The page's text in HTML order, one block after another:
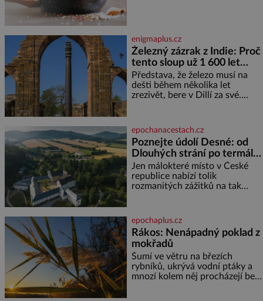
sladkých. Sůl je zdravá Ale v
ani ne třetinovém množství, než
je pro většinu populace běžné.
Její základní složky– sodík a
chlór – jsou zásadní pro
správné hospodaření
enigmaplus.cz
Železný zázrak z Indie: Proč
tento sloup už 1 600 let
nezná rez?
Představa, že železo musí na
dešti během několika let
zrezivět, bere v Dillí za své.
železný sloup, který už přibližně
1 600 let odolává počasí
epochanacestach.cz
Poznejte údolí Desné: od
Dlouhých strání po termální
prameny
Jen málokteré místo v České
republice nabízí tolik
rozmanitých zážitků na tak
jediného dne můžete
nahlédnout do útrob jedné z
nejvýznamnějších vodních
elektráren v Evropě, vydat se na
horské hřebeny, projet se na
koloběžce a den zakončit
poznáváním památek ve
epochaplus.cz
Rákos: Nenápadný poklad z
mokřadů
Šumí ve větru na březích
rybníků, ukrývá vodní ptáky a
mnozí kolem něj procházejí bez